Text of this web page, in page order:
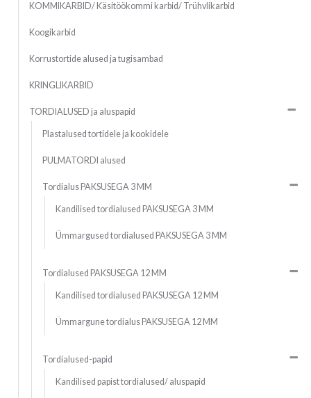
KOMMIKARBID/ Käsitöökommi karbid/ Trühvlikarbid
Koogikarbid
Korrustortide alused ja tugisambad
KRINGLIKARBID
TORDIALUSED ja aluspapid
Plastalused tortidele ja kookidele
PULMATORDI alused
Tordialus PAKSUSEGA 3 MM
Kandilised tordialused PAKSUSEGA 3 MM
Ümmargused tordialused PAKSUSEGA 3 MM
Tordialused PAKSUSEGA 12 MM
Kandilised tordialused PAKSUSEGA 12 MM
Ümmargune tordialus PAKSUSEGA 12 MM
Tordialused-papid
Kandilised papist tordialused/ aluspapid